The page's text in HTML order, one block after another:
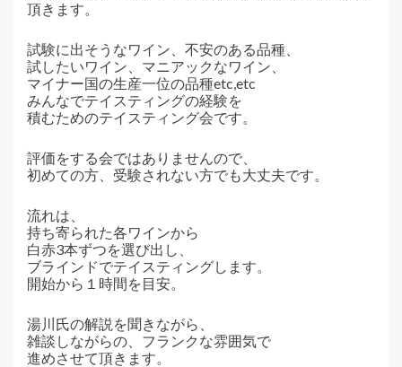
頂きます。
試験に出そうなワイン、不安のある品種、
試したいワイン、マニアックなワイン、
マイナー国の生産一位の品種etc,etc
みんなでテイスティングの経験を
積むためのテイスティング会です。
評価をする会ではありませんので、
初めての方、受験されない方でも大丈夫です。
流れは、
持ち寄られた各ワインから
白赤3本ずつを選び出し、
ブラインドでテイスティングします。
開始から１時間を目安。
湯川氏の解説を聞きながら、
雑談しながらの、フランクな雰囲気で
進めさせて頂きます。